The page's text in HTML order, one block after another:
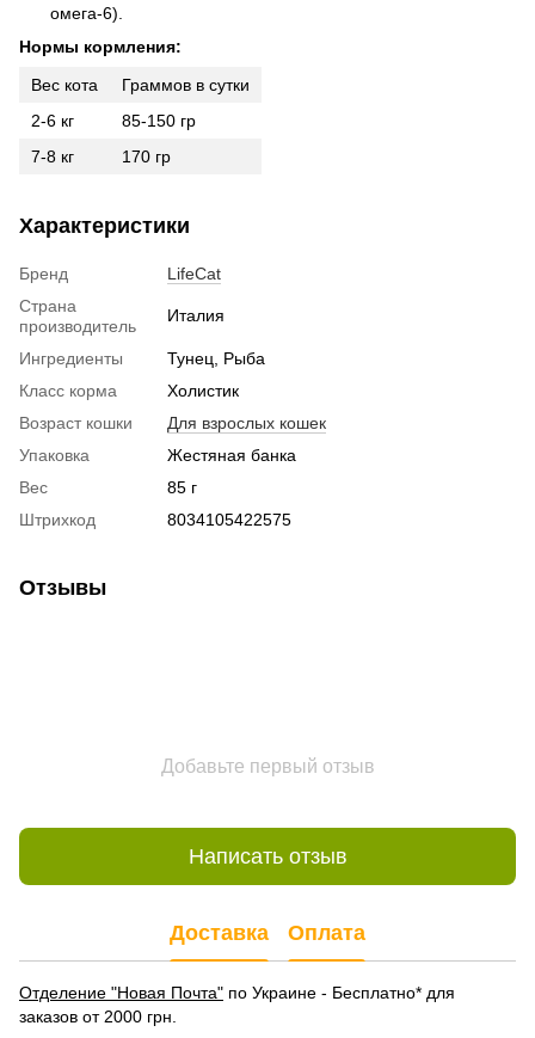
омега-6).
Нормы кормления:
Вес кота
Граммов в сутки
2-6 кг
85-150 гр
7-8 кг
170 гр
Характеристики
Бренд
LifeCat
Страна
производитель
Италия
Ингредиенты
Тунец, Рыба
Класс корма
Холистик
Возраст кошки
Для взрослых кошек
Упаковка
Жестяная банка
Вес
85 г
Штрихкод
8034105422575
Отзывы
Добавьте первый отзыв
Написать отзыв
Доставка Оплата
Отделение "Новая Почта" по Украине - Бесплатно* для
заказов от 2000 грн.